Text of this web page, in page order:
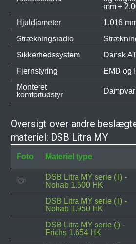
mm +
Hjuldiameter
1.016
Strækningsradio
Sikkerhedssystem
Dansk
Fjernstyring
EMD og
Monteret
komfortudstyr
Oversigt over andre
materiel: DSB Litra MY
Foto Materiel type
DSB Litra MY serie (II) -
Nohab 1.500 HK
DSB Litra MY serie (II) -
Nohab 1.950 HK
DSB Litra MY serie (I) -
Frichs 1.654 HK